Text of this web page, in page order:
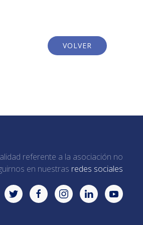
VOLVER
referente a la asociación no
en nuestras redes sociales